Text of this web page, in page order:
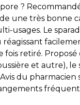
?
une très
Le
fois retiré.
et autre),
du